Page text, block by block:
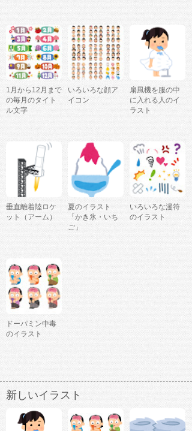
1月から12月まで
の毎月のタイト
ル文字
いろいろな顔ア
イコン
扇風機を服の中
に入れる人のイ
ラスト
垂直離着陸ロケ
ット（アーム）
夏のイラスト
「かき氷・いち
ご」
いろいろな漫符
のイラスト
ドーパミン中毒
のイラスト
新しいイラスト